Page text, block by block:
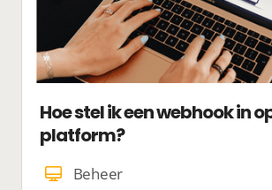
Hoe stel ik een webhook in
platform?
Beheer